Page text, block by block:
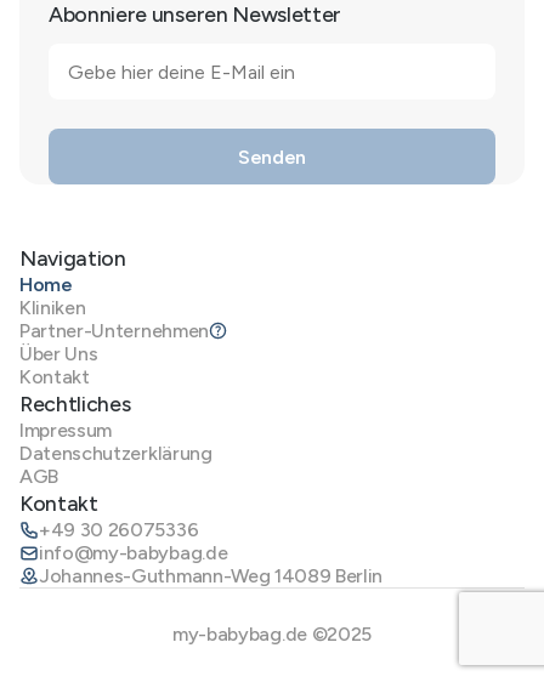
Abonniere unseren Newsletter
Navigation
Home
Kliniken
Partner-Unternehmen
Über Uns
Kontakt
Rechtliches
Impressum
Datenschutzerklärung
AGB
Kontakt
+49 30 26075336
info@my-babybag.de
Johannes-Guthmann-Weg 14089 Berlin
my-babybag.de ©2025